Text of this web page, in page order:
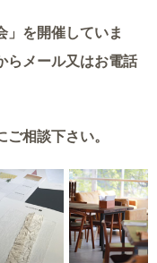
」を開催していま
らメール又はお電話
相談下さい。